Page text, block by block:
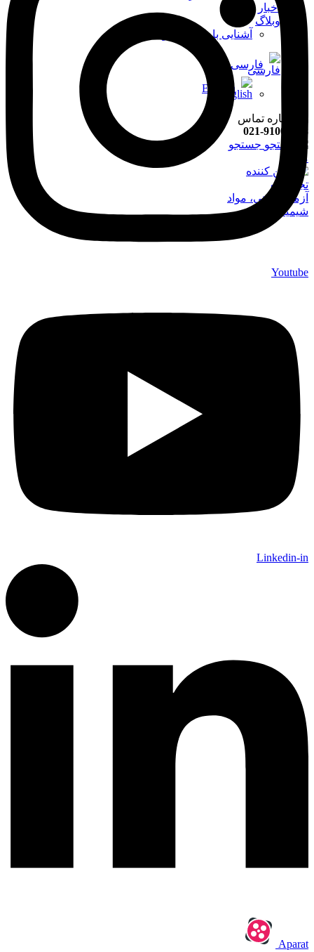
اخبار
وبلاگ
آشنایی با صنایع پتروشیمی ایران
فارسی
English
021-91008898
جستجو
منو
Youtube
Linkedin-in
Aparat